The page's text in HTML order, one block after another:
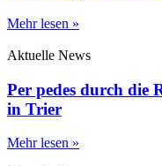
Mehr lesen »
Aktuelle News
Per pedes durch die
in Trier
Mehr lesen »